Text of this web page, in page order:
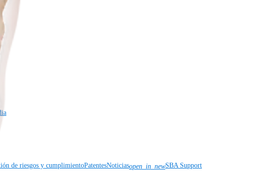
de riesgos y cumplimientoPatentesNoticiasopen_in_newSBA Support